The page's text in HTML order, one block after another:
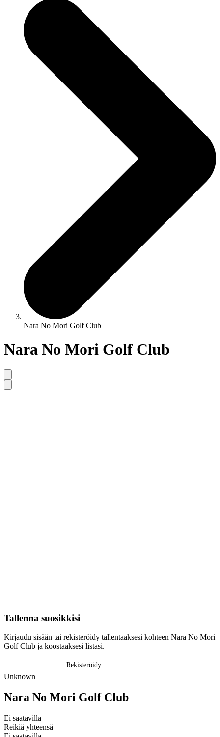
Nara No Mori Golf Club
Nara No Mori Golf Club
Tallenna suosikkisi
Kirjaudu sisään tai rekisteröidy tallentaaksesi kohteen Nara No Mori
Golf Club ja koostaaksesi listasi.
Rekisteröidy
Unknown
Nara No Mori Golf Club
Ei saatavilla
Reikiä yhteensä